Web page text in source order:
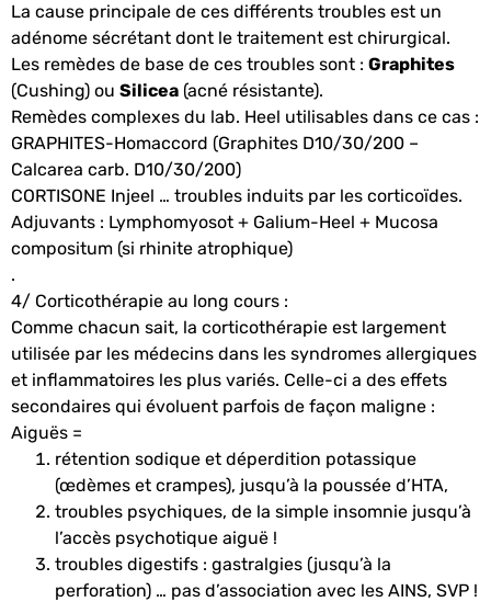
La cause principale de ces différents troubles est un
adénome sécrétant dont le traitement est chirurgical.
Les remèdes de base de ces troubles sont : Graphites
(Cushing) ou Silicea (acné résistante).
Remèdes complexes du lab. Heel utilisables dans ce cas :
GRAPHITES-Homaccord (Graphites D10/30/200 –
Calcarea carb. D10/30/200)
CORTISONE Injeel … troubles induits par les corticoïdes.
Adjuvants : Lymphomyosot + Galium-Heel + Mucosa
compositum (si rhinite atrophique)
.
4/ Corticothérapie au long cours :
Comme chacun sait, la corticothérapie est largement
utilisée par les médecins dans les syndromes allergiques
et inflammatoires les plus variés. Celle-ci a des effets
secondaires qui évoluent parfois de façon maligne :
Aiguës =
rétention sodique et déperdition potassique
(œdèmes et crampes), jusqu’à la poussée d’HTA,
troubles psychiques, de la simple insomnie jusqu’à
l’accès psychotique aiguë !
troubles digestifs : gastralgies (jusqu’à la
perforation) … pas d’association avec les AINS, SVP !